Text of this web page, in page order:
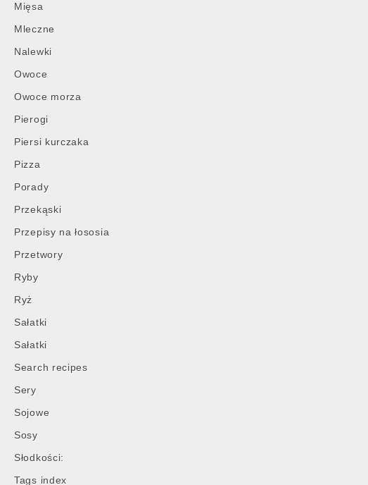
Mięsa
Mleczne
Nalewki
Owoce
Owoce morza
Pierogi
Piersi kurczaka
Pizza
Porady
Przekąski
Przepisy na łososia
Przetwory
Ryby
Ryż
Sałatki
Sałatki
Search recipes
Sery
Sojowe
Sosy
Słodkości:
Tags index